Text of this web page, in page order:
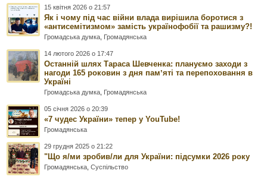
15 квітня 2026 о 21:57
Як і чому під час війни влада вирішила боротися з
«антисемітизмом» замість українофобії та рашизму?!
Громадська думка Громадянська
14 лютого 2026 о 17:47
Останній шлях Тараса Шевченка: плануємо заходи з
нагоди 165 роковин з дня памʼяті та перепоховання в
Україні
Громадська думка Громадянська
05 січня 2026 о 20:39
«7 чудес України» тепер у YouTube!
Громадянська
29 грудня 2025 о 21:22
"Що я/ми зробив/ли для України: підсумки 2026 року
Громадянська ,Суспільство